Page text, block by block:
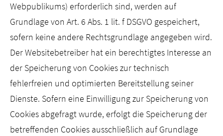
Webpublikums) erforderlich sind, werden auf
Grundlage von Art. 6 Abs. 1 lit. f DSGVO gespeichert,
sofern keine andere Rechtsgrundlage angegeben wird.
Der Websitebetreiber hat ein berechtigtes Interesse an
der Speicherung von Cookies zur technisch
fehlerfreien und optimierten Bereitstellung seiner
Dienste. Sofern eine Einwilligung zur Speicherung von
Cookies abgefragt wurde, erfolgt die Speicherung der
betreffenden Cookies ausschließlich auf Grundlage